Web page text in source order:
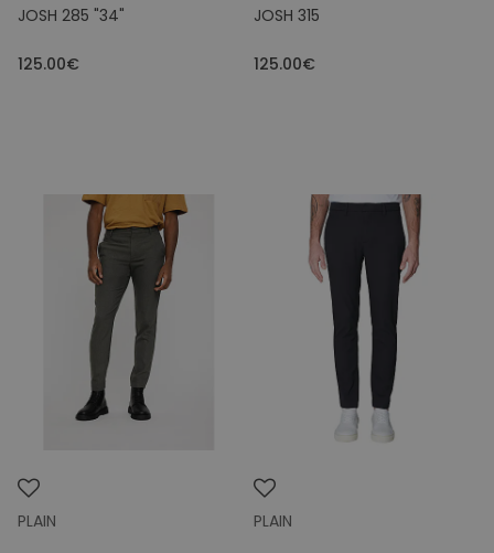
JOSH 285 "34"
125.00€
JOSH 315
125.00€
PLAIN PLAIN